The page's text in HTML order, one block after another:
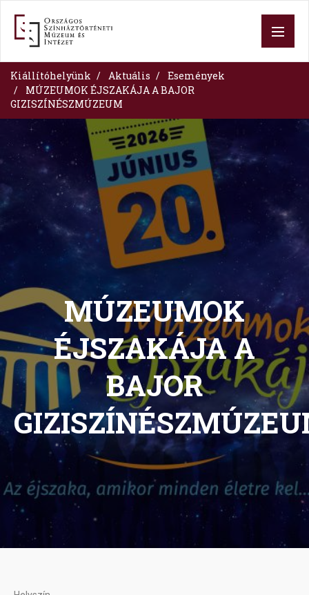
tartalomra
Kiállítóhelyünk Aktuális
Események
MÚZEUMOK ÉJSZAKÁJA A BAJOR
GIZISZÍNÉSZMÚZEUM
MÚZEUMOK
ÉJSZAKÁJA A
BAJOR